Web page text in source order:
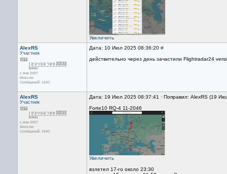
Увеличить
AlexRS
Участник
с янв 2007
Moscow
Сообщений: 1640
Дата: 10 Июл 2025 08:36:20 #
действительно через день зачастили Flightradar24
AlexRS
Участник
с янв 2007
Moscow
Сообщений: 1640
Дата: 19 Июл 2025 08:37:41 · Поправил: AlexRS (19
Forte10 RQ-4 11-2046
Увеличить
взлетел 17-го около 23:30